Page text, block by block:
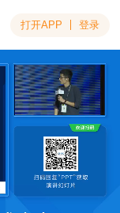
打开APP 登录